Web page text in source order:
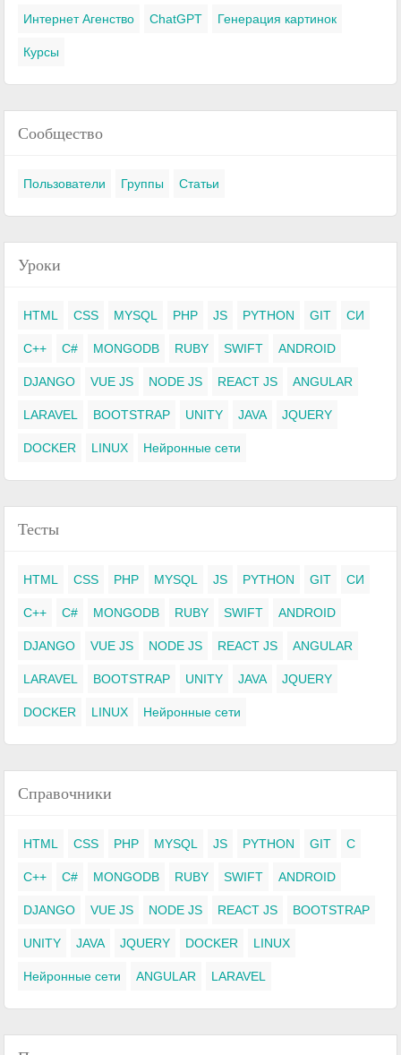
Интернет Агенство ChatGPT Генерация картинок
Курсы
Сообщество
Пользователи Группы Статьи
Уроки
HTML CSS MYSQL PHP JS PYTHON GIT СИ
C++ C# MONGODB RUBY SWIFT ANDROID
DJANGO VUE JS NODE JS REACT JS ANGULAR
LARAVEL BOOTSTRAP UNITY JAVA JQUERY
DOCKER LINUX Нейронные сети
Тесты
HTML CSS PHP MYSQL JS PYTHON GIT СИ
C++ C# MONGODB RUBY SWIFT ANDROID
DJANGO VUE JS NODE JS REACT JS ANGULAR
LARAVEL BOOTSTRAP UNITY JAVA JQUERY
DOCKER LINUX Нейронные сети
Справочники
HTML CSS PHP MYSQL JS PYTHON GIT C
C++ C# MONGODB RUBY SWIFT ANDROID
DJANGO VUE JS NODE JS REACT JS BOOTSTRAP
UNITY JAVA JQUERY DOCKER LINUX
Нейронные сети ANGULAR LARAVEL